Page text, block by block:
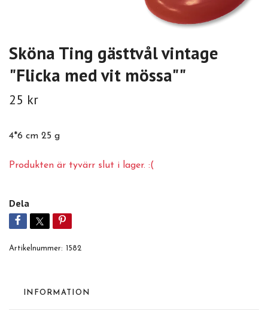
Sköna Ting gästtvål vintage
"Flicka med vit mössa""
25 kr
4*6 cm 25 g
Produkten är tyvärr slut i lager. :(
Dela
Artikelnummer: 1582
INFORMATION